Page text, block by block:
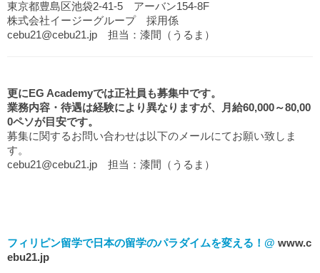
東京都豊島区池袋2-41-5 アーバン154-8F
株式会社イージーグループ 採用係
cebu21@cebu21.jp 担当：漆間（うるま）
更にEG Academyでは正社員も募集中です。
業務内容・待遇は経験により異なりますが、月給60,000～80,00
0ペソが目安です。
募集に関するお問い合わせは以下のメールにてお願い致しま
す。
cebu21@cebu21.jp 担当：漆間（うるま）
フィリピン留学で日本の留学のパラダイムを変える！@ www.c
ebu21.jp